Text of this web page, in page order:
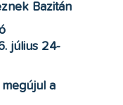
Bazitán
július 24-
a